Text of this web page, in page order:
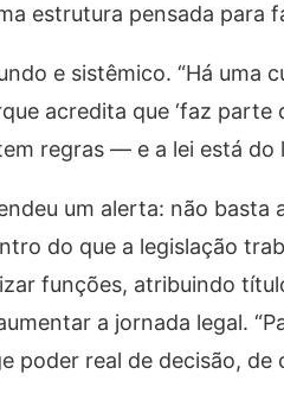
estrutura pensada para
e sistêmico. “Há uma
acredita que ‘faz parte
regras — e a lei está
um alerta: não
do que a legislação
funções, atribuindo
a jornada legal.
poder real de decisão,